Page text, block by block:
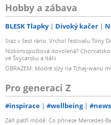
Hobby a zábava
BLESK Tlapky Divoký kačer
Sraz v šest ráno. Vrchol festivalu Tóny
Nízkorozpočtová dovolená?
ve Švýcarsku a Itálii
OBRAZEM: Modré slzy na Tchaj-wanu
Pro generaci Z
#inspirace #wellbeing #news
Září patří módě: Co přinese Mercedes-